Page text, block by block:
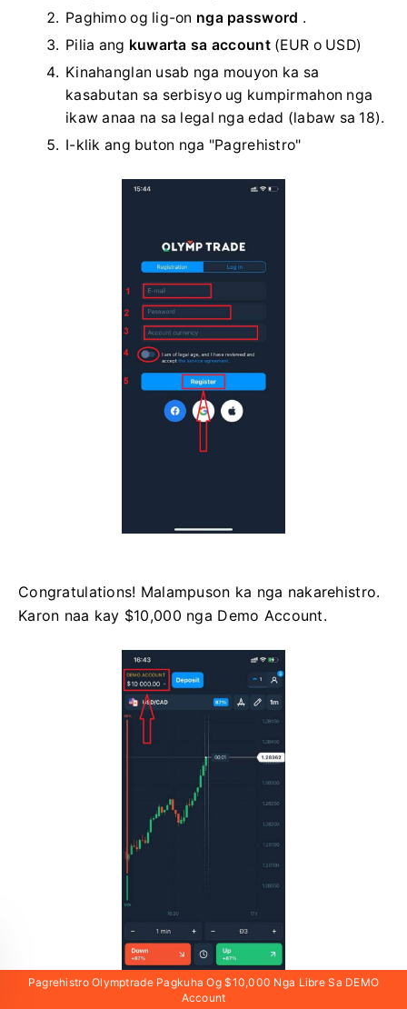
Paghimo og lig-on nga password .
Pilia ang kuwarta sa account(EUR o USD)
Kinahanglan usab nga mouyon ka sa
kasabutan sa serbisyo ug kumpirmahon nga
ikaw anaa na sa legal nga edad (labaw sa 18).
I-klik ang buton nga "Pagrehistro"
Congratulations! Malampuson ka nga nakarehistro.
Karon naa kay $10,000 nga Demo Account.
Pagrehistro Olymptrade Pagkuha Og $10,000 Nga Libre Sa DEMO
Account